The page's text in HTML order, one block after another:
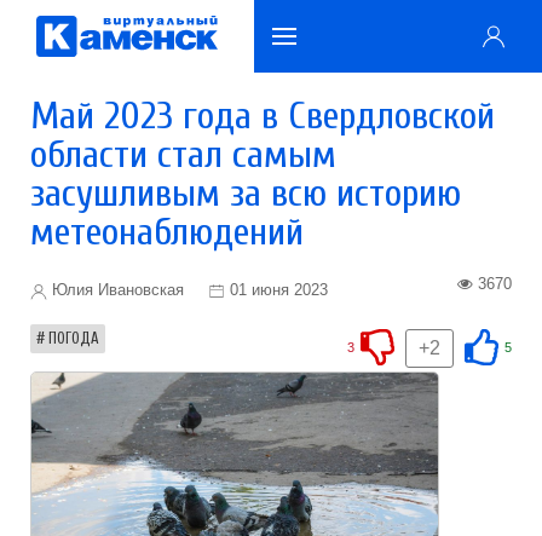
Май 2023 года в Свердловской
области стал самым
засушливым за всю историю
метеонаблюдений
Юлия Ивановская 01 июня 2023 3670
ПОГОДА 5
+2
3